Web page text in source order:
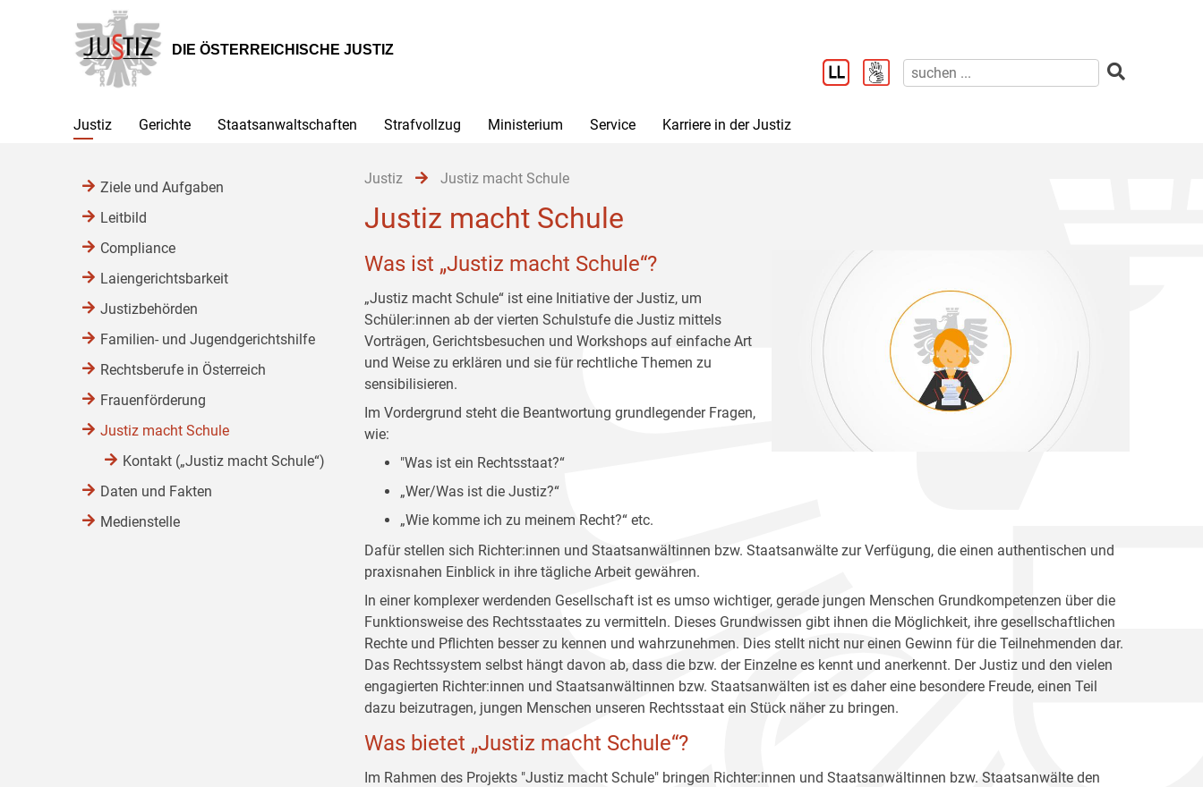
Hauptnavigation
[1]
Inhalt
[2]
Untermenü
[3]
DIE ÖSTERREICHISCHE JUSTIZ
Justiz Gerichte Staatsanwaltschaften Strafvollzug Ministerium Service Karriere in der Justiz
Justiz Justiz macht Schule
Justiz macht Schule
Was ist „Justiz macht Schule“?
„Justiz macht Schule“ ist eine Initiative der Justiz, um
Schüler:innen ab der vierten Schulstufe die Justiz mittels
Vorträgen, Gerichtsbesuchen und Workshops auf einfache Art
und Weise zu erklären und sie für rechtliche Themen zu
sensibilisieren.
Im Vordergrund steht die Beantwortung grundlegender Fragen,
wie:
"Was ist ein Rechtsstaat?“
„Wer/Was ist die Justiz?“
„Wie komme ich zu meinem Recht?“ etc.
Dafür stellen sich Richter:innen und Staatsanwältinnen bzw. Staatsanwälte zur Verfügung, die einen authentischen und
praxisnahen Einblick in ihre tägliche Arbeit gewähren.
In einer komplexer werdenden Gesellschaft ist es umso wichtiger, gerade jungen Menschen Grundkompetenzen über die
Funktionsweise des Rechtsstaates zu vermitteln. Dieses Grundwissen gibt ihnen die Möglichkeit, ihre gesellschaftlichen
Rechte und Pflichten besser zu kennen und wahrzunehmen. Dies stellt nicht nur einen Gewinn für die Teilnehmenden dar.
Das Rechtssystem selbst hängt davon ab, dass die bzw. der Einzelne es kennt und anerkennt. Der Justiz und den vielen
engagierten Richter:innen und Staatsanwältinnen bzw. Staatsanwälten ist es daher eine besondere Freude, einen Teil
dazu beizutragen, jungen Menschen unseren Rechtsstaat ein Stück näher zu bringen.
Was bietet „Justiz macht Schule“?
Im Rahmen des Projekts "Justiz macht Schule" bringen Richter:innen und Staatsanwältinnen bzw. Staatsanwälte den
Ziele und Aufgaben
Leitbild
Compliance
Laiengerichtsbarkeit
Justizbehörden
Familien- und Jugendgerichtshilfe
Rechtsberufe in Österreich
Frauenförderung
Justiz macht Schule
Kontakt („Justiz macht Schule“)
Daten und Fakten
Medienstelle